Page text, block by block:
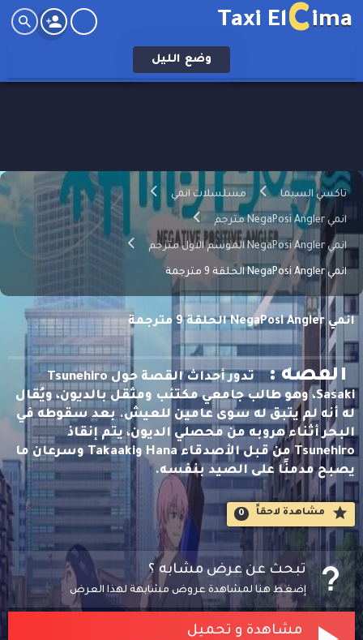
Taxi ElCima
وضع الليل
تاكسي السيما مسلسلات انمي
انمي NegaPosi Angler مترجم
انمي NegaPosi Angler الموسم الاول مترجم
انمي NegaPosi Angler الحلقة 9 مترجمة
انمي NegaPosi Angler الحلقة 9 مترجمة
القصه :
تدور أحداث القصة حول Tsunehiro
Sasaki، وهو طالب جامعي مكتئب ومثقل بالديون، ويُقال
له أنه لم يتبق له سوى عامين للعيش. بعد سقوطه في
البحر أثناء هروبه من محصلي الديون، يتم إنقاذ
Tsunehiro من قبل الأصدقاء Hana وTakaaki وسرعان ما
يصبح مدمنًا على الصيد بنفسه.
مشاهدة لاحقاََ 0
تبحث عن عرض مشابه ؟
إضغط هنا لمشاهدة عروض مشابهة لهذا العرض
مشاهدة و تحميل